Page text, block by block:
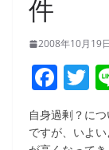
件
2008年10月19日
F
a
c
T
w
自身過剰？に
ですが、いよ